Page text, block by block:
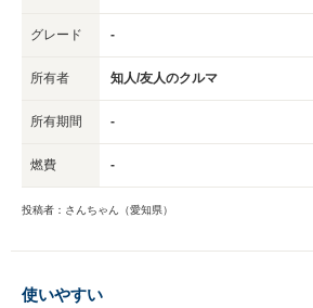
グレード -
所有者 知人/友人のクルマ
所有期間 -
燃費 -
投稿者：さんちゃん（愛知県）
使いやすい